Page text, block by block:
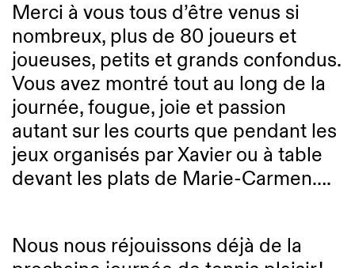
Merci à vous tous d’être venus si
nombreux, plus de 80 joueurs et
joueuses, petits et grands confondus.
Vous avez montré tout au long de la
journée, fougue, joie et passion
autant sur les courts que pendant les
jeux organisés par Xavier ou à table
devant les plats de Marie-Carmen….
Nous nous réjouissons déjà de la